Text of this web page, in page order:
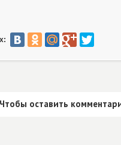
Чтобы оставить